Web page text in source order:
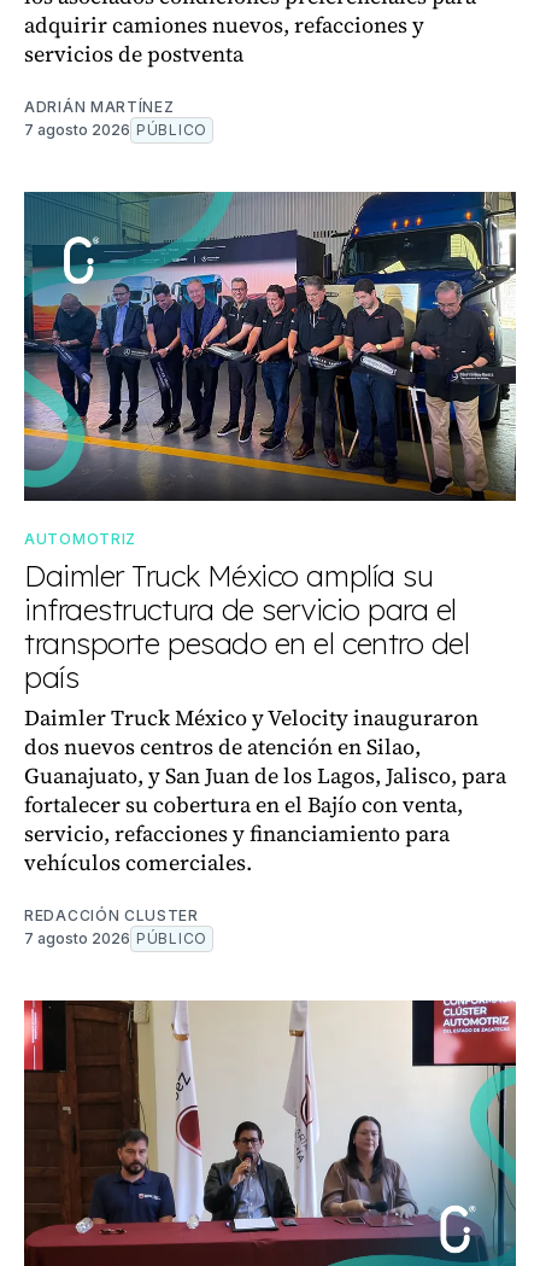
adquirir camiones nuevos, refacciones y
servicios de postventa
ADRIÁN MARTÍNEZ
7 agosto 2026 PÚBLICO
AUTOMOTRIZ
Daimler Truck México amplía su
infraestructura de servicio para el
transporte pesado en el centro del
país
Daimler Truck México y Velocity inauguraron
dos nuevos centros de atención en Silao,
Guanajuato, y San Juan de los Lagos, Jalisco, para
fortalecer su cobertura en el Bajío con venta,
servicio, refacciones y financiamiento para
vehículos comerciales.
REDACCIÓN CLUSTER
7 agosto 2026 PÚBLICO